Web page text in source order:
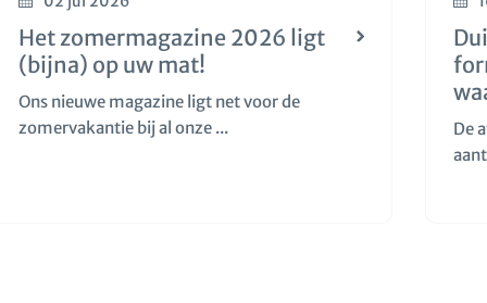
Het zomermagazine 2026 ligt
(bijna) op uw mat!
Ons nieuwe magazine ligt net voor de
zomervakantie bij al onze ...
De